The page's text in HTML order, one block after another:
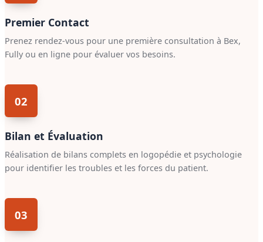
Premier Contact
Prenez rendez-vous pour une première consultation à Bex,
Fully ou en ligne pour évaluer vos besoins.
02
Bilan et Évaluation
Réalisation de bilans complets en logopédie et psychologie
pour identifier les troubles et les forces du patient.
03